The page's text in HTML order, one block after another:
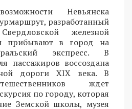
Невьянска
разработанный
железной
прибывают в город на
экспресс. В
пассажиров воссоздана
дороги XIX века. В
ждет
по городу, которая
Земской школы, музея